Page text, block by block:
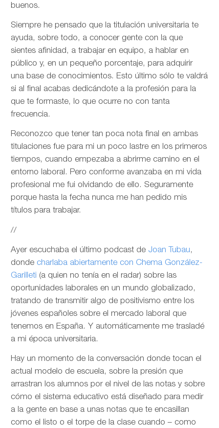
buenos.
Siempre he pensado que la titulación universitaria te
ayuda, sobre todo, a conocer gente con la que
sientes afinidad, a trabajar en equipo, a hablar en
público y, en un pequeño porcentaje, para adquirir
una base de conocimientos. Esto último sólo te valdrá
si al final acabas dedicándote a la profesión para la
que te formaste, lo que ocurre no con tanta
frecuencia.
Reconozco que tener tan poca nota final en ambas
titulaciones fue para mi un poco lastre en los primeros
tiempos, cuando empezaba a abrirme camino en el
entorno laboral. Pero conforme avanzaba en mi vida
profesional me fui olvidando de ello. Seguramente
porque hasta la fecha nunca me han pedido mis
títulos para trabajar.
//
Ayer escuchaba el último podcast de Joan Tubau,
donde charlaba abiertamente con Chema González-
Garilleti (a quien no tenía en el radar) sobre las
oportunidades laborales en un mundo globalizado,
tratando de transmitir algo de positivismo entre los
jóvenes españoles sobre el mercado laboral que
tenemos en España. Y automáticamente me trasladé
a mi época universitaria.
Hay un momento de la conversación donde tocan el
actual modelo de escuela, sobre la presión que
arrastran los alumnos por el nivel de las notas y sobre
cómo el sistema educativo está diseñado para medir
a la gente en base a unas notas que te encasillan
como el listo o el torpe de la clase cuando – como